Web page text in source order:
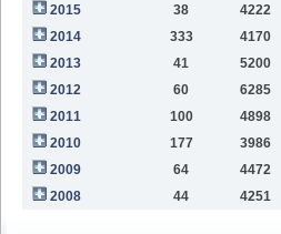
2015
38 4222
2014
333 4170
2013
41 5200
2012
60 6285
2011
100 4898
2010
177 3986
2009
64 4472
2008
44 4251